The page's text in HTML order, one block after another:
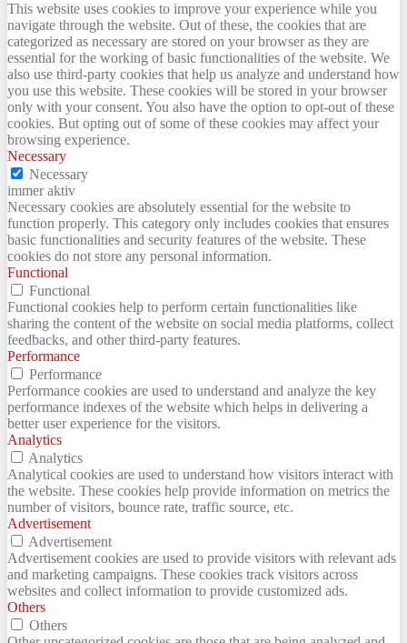
This website uses cookies to improve your experience while you
navigate through the website. Out of these, the cookies that are
categorized as necessary are stored on your browser as they are
essential for the working of basic functionalities of the website. We
also use third-party cookies that help us analyze and understand how
you use this website. These cookies will be stored in your browser
only with your consent. You also have the option to opt-out of these
cookies. But opting out of some of these cookies may affect your
browsing experience.
Necessary
Necessary
immer aktiv
Necessary cookies are absolutely essential for the website to
function properly. This category only includes cookies that ensures
basic functionalities and security features of the website. These
cookies do not store any personal information.
Functional
Functional
Functional cookies help to perform certain functionalities like
sharing the content of the website on social media platforms, collect
feedbacks, and other third-party features.
Performance
Performance
Performance cookies are used to understand and analyze the key
performance indexes of the website which helps in delivering a
better user experience for the visitors.
Analytics
Analytics
Analytical cookies are used to understand how visitors interact with
the website. These cookies help provide information on metrics the
number of visitors, bounce rate, traffic source, etc.
Advertisement
Advertisement
Advertisement cookies are used to provide visitors with relevant ads
and marketing campaigns. These cookies track visitors across
websites and collect information to provide customized ads.
Others
Others